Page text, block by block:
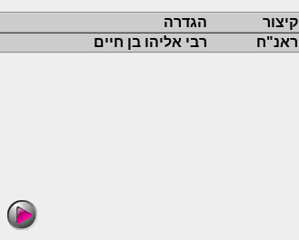
קיצור הגדרה
ראנ"ח
רבי אליהו בן חיים